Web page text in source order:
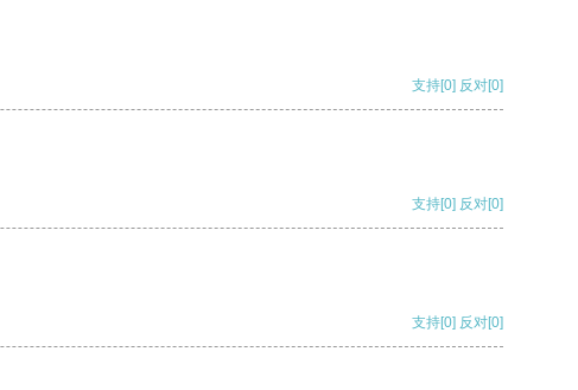
支持[0] 反对[0]
支持[0] 反对[0]
支持[0] 反对[0]